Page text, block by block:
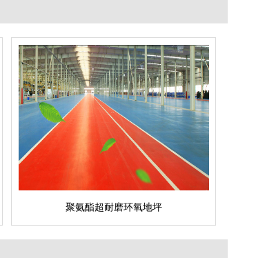
聚氨酯超耐磨环氧地坪
聚氨酯超耐磨环氧地坪
聚氨酯地坪
立即询问
环氧地坪漆被普遍使用的原因
市场中地坪漆的类型丰富多样、功能各异，但
地坪漆无疑是市场中的宠儿，一直具有很高的
要延长环氧地坪漆的使用寿命，需结合规范施